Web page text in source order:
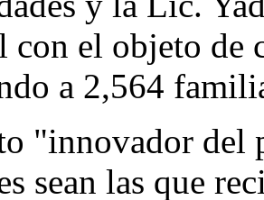
con el objeto de
a 2,564
"innovador del
sean las que